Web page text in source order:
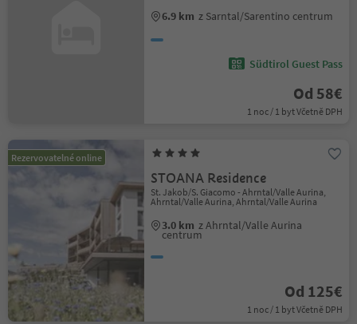
6.9 km z Sarntal/Sarentino centrum
Südtirol Guest Pass
Od 58€
1 noc / 1 byt Včetně DPH
Rezervovatelné online
STOANA Residence
St. Jakob/S. Giacomo - Ahrntal/Valle Aurina,
Ahrntal/Valle Aurina, Ahrntal/Valle Aurina
3.0 km z Ahrntal/Valle Aurina
centrum
Od 125€
1 noc / 1 byt Včetně DPH